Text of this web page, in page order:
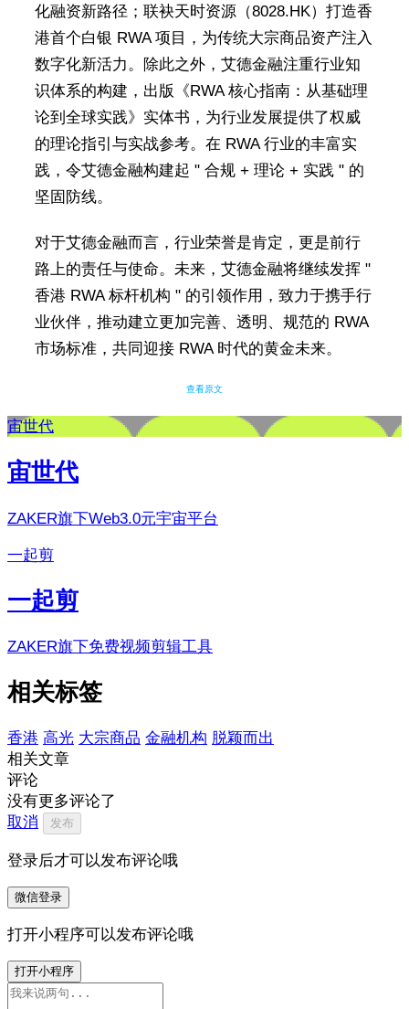
化融资新路径；联袂天时资源（8028.HK）打造香
港首个白银 RWA 项目，为传统大宗商品资产注入
数字化新活力。除此之外，艾德金融注重行业知
识体系的构建，出版《RWA 核心指南：从基础理
论到全球实践》实体书，为行业发展提供了权威
的理论指引与实战参考。在 RWA 行业的丰富实
践，令艾德金融构建起 " 合规 + 理论 + 实践 " 的
坚固防线。
对于艾德金融而言，行业荣誉是肯定，更是前行
路上的责任与使命。未来，艾德金融将继续发挥 "
香港 RWA 标杆机构 " 的引领作用，致力于携手行
业伙伴，推动建立更加完善、透明、规范的 RWA
市场标准，共同迎接 RWA 时代的黄金未来。
查看原文
宙世代
宙世代
ZAKER旗下Web3.0元宇宙平台
一起剪
一起剪
ZAKER旗下免费视频剪辑工具
相关标签
香港 高光 大宗商品 金融机构 脱颖而出
相关文章
评论
没有更多评论了
取消
发布
登录后才可以发布评论哦
微信登录
打开小程序可以发布评论哦
打开小程序